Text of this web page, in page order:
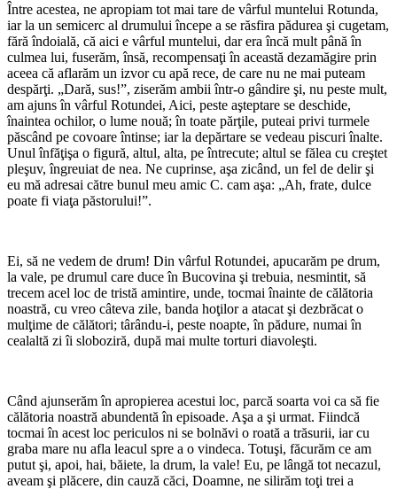
Între acestea, ne apropiam tot mai tare de vârful muntelui Rotunda,
iar la un semicerc al drumului începe a se răsfira pădurea şi cugetam,
fără îndoială, că aici e vârful muntelui, dar era încă mult până în
culmea lui, fuserăm, însă, recompensaţi în această dezamăgire prin
aceea că aflarăm un izvor cu apă rece, de care nu ne mai puteam
despărţi. „Dară, sus!”, ziserăm ambii într-o gândire şi, nu peste mult,
am ajuns în vârful Rotundei, Aici, peste aşteptare se deschide,
înaintea ochilor, o lume nouă; în toate părţile, puteai privi turmele
păscând pe covoare întinse; iar la depărtare se vedeau piscuri înalte.
Unul înfăţişa o figură, altul, alta, pe întrecute; altul se fălea cu creştet
pleşuv, îngreuiat de nea. Ne cuprinse, aşa zicând, un fel de delir şi
eu mă adresai către bunul meu amic C. cam aşa: „Ah, frate, dulce
poate fi viaţa păstorului!”.
Ei, să ne vedem de drum! Din vârful Rotundei, apucarăm pe drum,
la vale, pe drumul care duce în Bucovina şi trebuia, nesmintit, să
trecem acel loc de tristă amintire, unde, tocmai înainte de călătoria
noastră, cu vreo câteva zile, banda hoţilor a atacat şi dezbrăcat o
mulţime de călători; târându-i, peste noapte, în pădure, numai în
cealaltă zi îi sloboziră, după mai multe torturi diavoleşti.
Când ajunserăm în apropierea acestui loc, parcă soarta voi ca să fie
călătoria noastră abundentă în episoade. Aşa a şi urmat. Fiindcă
tocmai în acest loc periculos ni se bolnăvi o roată a trăsurii, iar cu
graba mare nu afla leacul spre a o vindeca. Totuşi, făcurăm ce am
putut şi, apoi, hai, băiete, la drum, la vale! Eu, pe lângă tot necazul,
aveam şi plăcere, din cauză căci, Doamne, ne silirăm toţi trei a